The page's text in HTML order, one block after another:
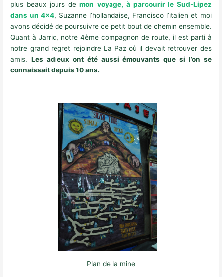
plus beaux jours de mon voyage, à parcourir le Sud-Lipez
dans un 4×4, Suzanne l’hollandaise, Francisco l’italien et moi
avons décidé de poursuivre ce petit bout de chemin ensemble.
Quant à Jarrid, notre 4ème compagnon de route, il est parti à
notre grand regret rejoindre La Paz où il devait retrouver des
amis. Les adieux ont été aussi émouvants que si l’on se
connaissait depuis 10 ans.
Plan de la mine